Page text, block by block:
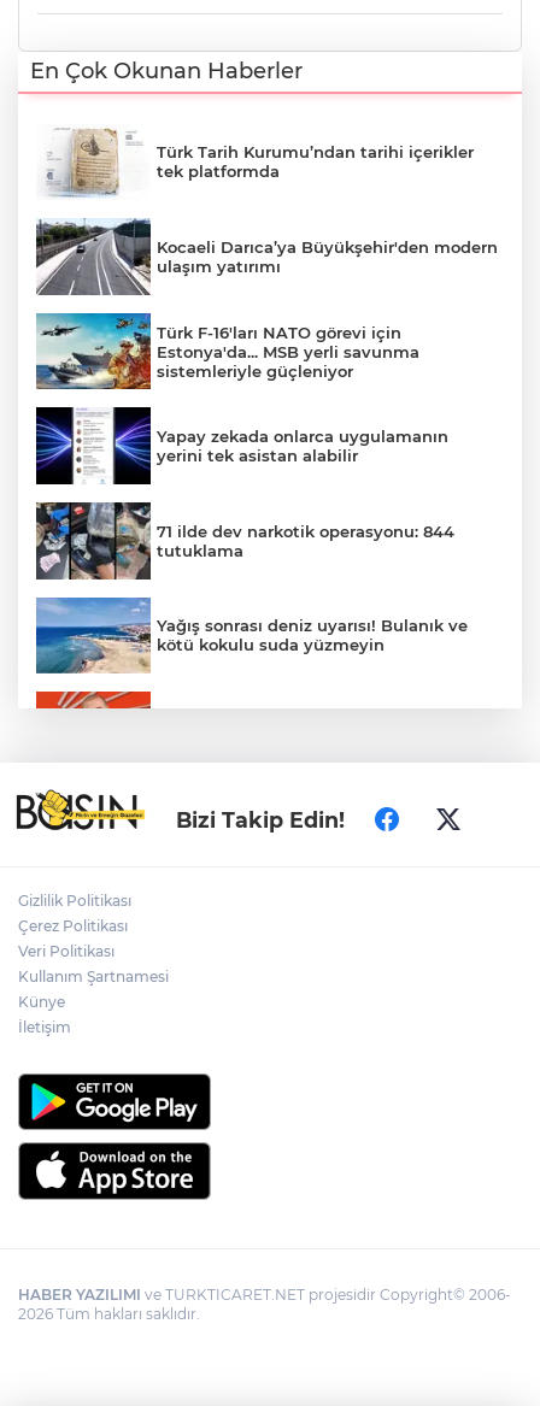
En Çok Okunan Haberler
Türk Tarih Kurumu’ndan tarihi içerikler
tek platformda
Kocaeli Darıca’ya Büyükşehir'den modern
ulaşım yatırımı
Türk F-16'ları NATO görevi için
Estonya'da... MSB yerli savunma
sistemleriyle güçleniyor
Yapay zekada onlarca uygulamanın
yerini tek asistan alabilir
71 ilde dev narkotik operasyonu: 844
tutuklama
Yağış sonrası deniz uyarısı! Bulanık ve
kötü kokulu suda yüzmeyin
Türkiye ile Vietnam arasında 'hava'da
yeni dönem... Sefer kapasitesi artırıldı
Bizi Takip Edin!
Gizlilik Politikası
Çerez Politikası
Veri Politikası
Kullanım Şartnamesi
Künye
İletişim
HABER YAZILIMI ve TURKTICARET.NET projesidir Copyright© 2006-
2026 Tüm hakları saklıdır.